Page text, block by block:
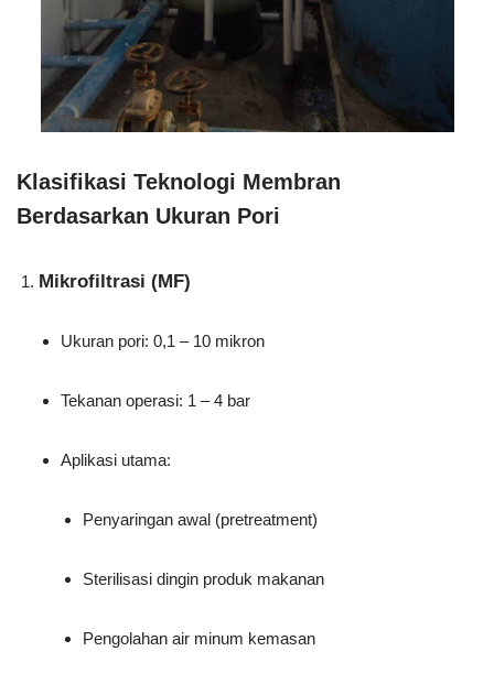
Klasifikasi Teknologi Membran
Berdasarkan Ukuran Pori
Mikrofiltrasi (MF)
Ukuran pori: 0,1 – 10 mikron
Tekanan operasi: 1 – 4 bar
Aplikasi utama:
Penyaringan awal (pretreatment)
Sterilisasi dingin produk makanan
Pengolahan air minum kemasan